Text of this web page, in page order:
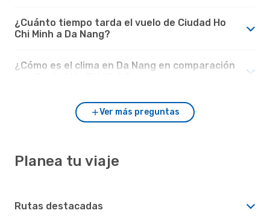
¿Cuánto tiempo tarda el vuelo de Ciudad Ho
Chi Minh a Da Nang?
¿Cómo es el clima en Da Nang en comparación
Ver más preguntas
Planea tu viaje
Rutas destacadas